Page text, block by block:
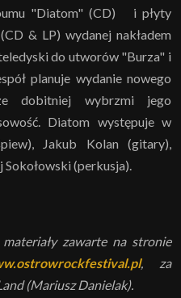
"Diatom" (CD) i płyty
& LP) wydanej nakładem
do utworów "Burza" i
planuje wydanie nowego
dobitniej wybrzmi jego
Diatom występuje w
Jakub Kolan (gitary),
(perkusja).
zawarte na stronie
, za
(Mariusz Danielak).